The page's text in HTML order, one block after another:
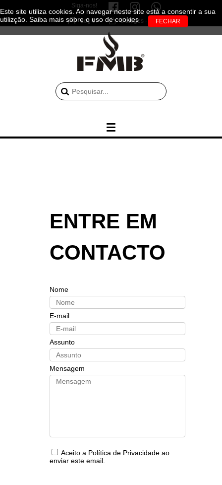
Siga-nos!
Log-in 0 artigos - 0.00€
ENTRE EM
CONTACTO
Nome
E-mail
Assunto
Mensagem
Aceito a Política de Privacidade ao
enviar este email.
Este site utiliza cookies. Ao navegar neste site está a consentir a sua
utilizção. Saiba mais sobre o uso de cookies